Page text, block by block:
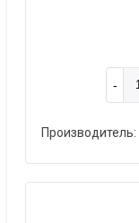
Производитель: